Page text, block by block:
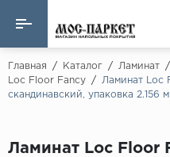
Назад
Ламинат
Главная / Каталог / Ламинат /
Loc Floor Fancy
/
Ламинат Loc
скандинавский, упаковка 2.156 м
Ламинат Loc Floor